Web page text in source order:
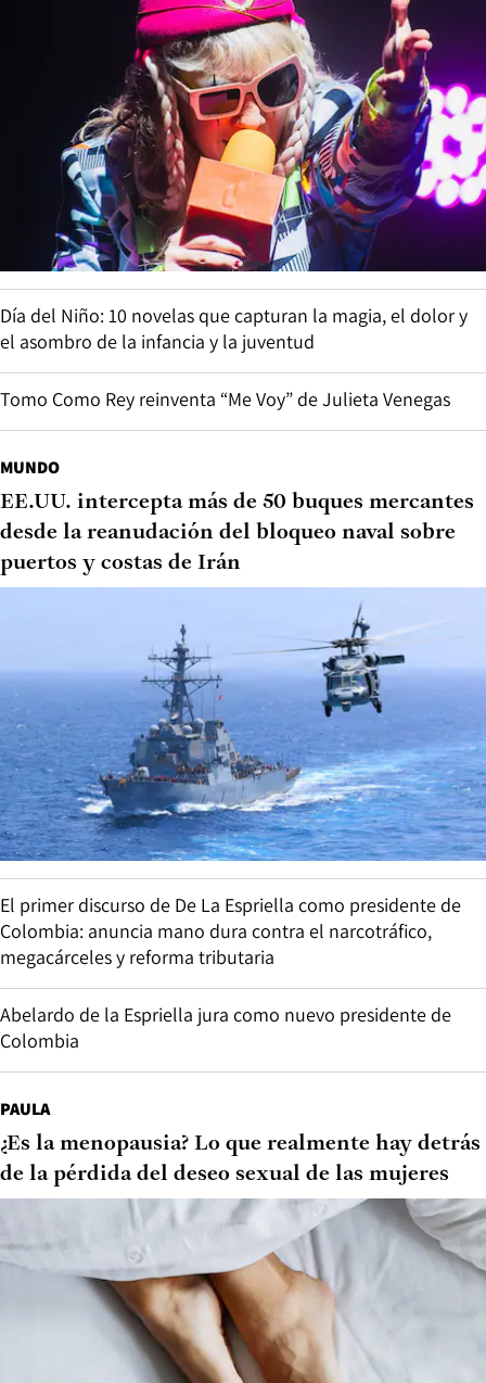
Día del Niño: 10 novelas que capturan la magia, el dolor y
el asombro de la infancia y la juventud
Tomo Como Rey reinventa “Me Voy” de Julieta Venegas
MUNDO
EE.UU. intercepta más de 50 buques mercantes
desde la reanudación del bloqueo naval sobre
puertos y costas de Irán
El primer discurso de De La Espriella como presidente de
Colombia: anuncia mano dura contra el narcotráfico,
megacárceles y reforma tributaria
Abelardo de la Espriella jura como nuevo presidente de
Colombia
PAULA
¿Es la menopausia? Lo que realmente hay detrás
de la pérdida del deseo sexual de las mujeres